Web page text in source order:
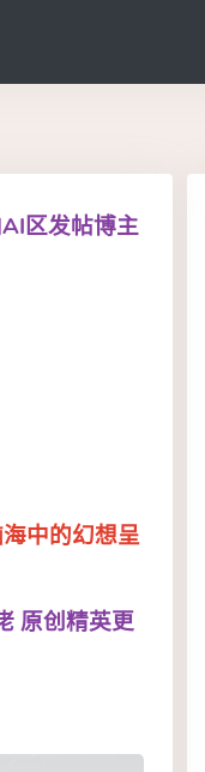
区发帖博主
中的幻想呈
原创精英更